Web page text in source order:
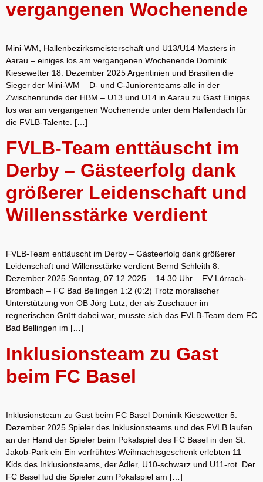
vergangenen Wochenende
Mini-WM, Hallenbezirksmeisterschaft und U13/U14 Masters in
Aarau – einiges los am vergangenen Wochenende Dominik
Kiesewetter 18. Dezember 2025 Argentinien und Brasilien die
Sieger der Mini-WM – D- und C-Juniorenteams alle in der
Zwischenrunde der HBM – U13 und U14 in Aarau zu Gast Einiges
los war am vergangenen Wochenende unter dem Hallendach für
die FVLB-Talente. […]
FVLB-Team enttäuscht im
Derby – Gästeerfolg dank
größerer Leidenschaft und
Willensstärke verdient
FVLB-Team enttäuscht im Derby – Gästeerfolg dank größerer
Leidenschaft und Willensstärke verdient Bernd Schleith 8.
Dezember 2025 Sonntag, 07.12.2025 – 14.30 Uhr – FV Lörrach-
Brombach – FC Bad Bellingen 1:2 (0:2) Trotz moralischer
Unterstützung von OB Jörg Lutz, der als Zuschauer im
regnerischen Grütt dabei war, musste sich das FVLB-Team dem FC
Bad Bellingen im […]
Inklusionsteam zu Gast
beim FC Basel
Inklusionsteam zu Gast beim FC Basel Dominik Kiesewetter 5.
Dezember 2025 Spieler des Inklusionsteams und des FVLB laufen
an der Hand der Spieler beim Pokalspiel des FC Basel in den St.
Jakob-Park ein Ein verfrühtes Weihnachtsgeschenk erlebten 11
Kids des Inklusionsteams, der Adler, U10-schwarz und U11-rot. Der
FC Basel lud die Spieler zum Pokalspiel am […]